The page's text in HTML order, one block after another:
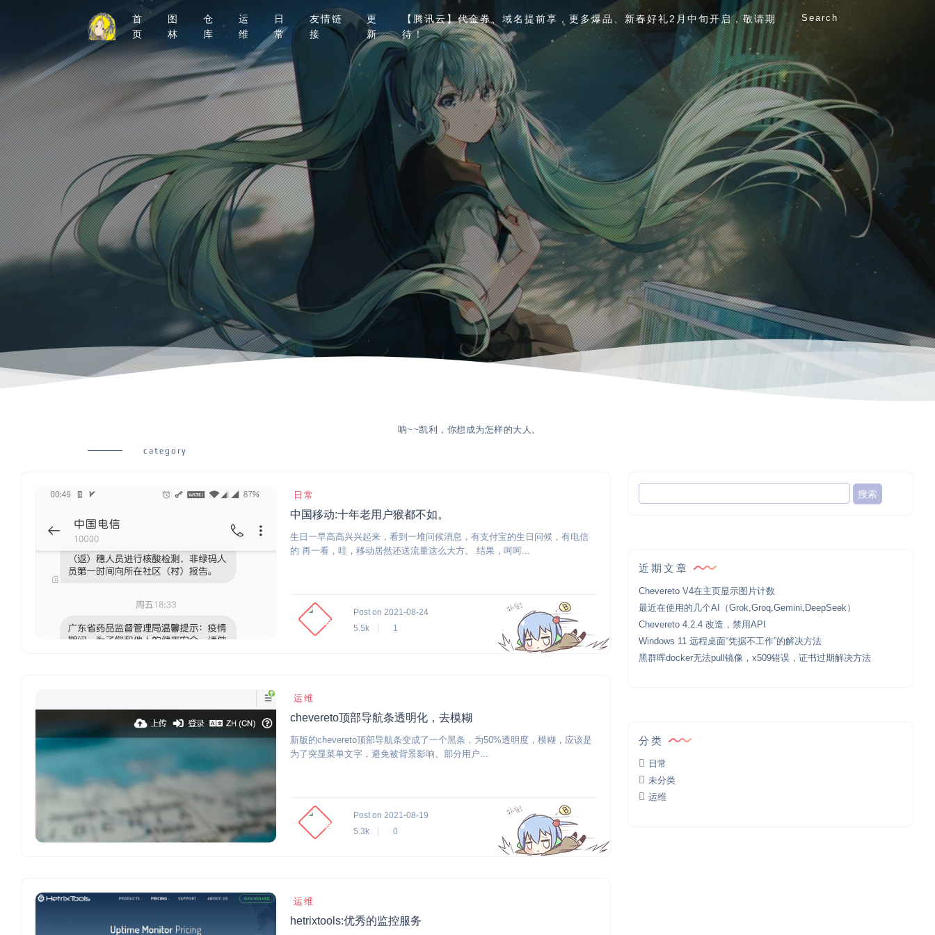
首
页
图
林
仓
库
运
维
日
常
友情链
接
更
新
【腾讯云】代金券、域名提前享，更多爆品、新春好礼2月中旬开启，敬请期
待！
Search
呐~~凯利，你想成为怎样的大人。
category
日常
中国移动:十年老用户猴都不如。
生日一早高高兴兴起来，看到一堆问候消息，有支付宝的生日问候，有电信
的 再一看，哇，移动居然还送流量这么大方。 结果，呵呵...
Post on 2021-08-24
5.5k
1
运维
chevereto顶部导航条透明化，去模糊
新版的chevereto顶部导航条变成了一个黑条，为50%透明度，模糊，应该是
为了突显菜单文字，避免被背景影响。部分用户...
Post on 2021-08-19
5.3k
0
运维
hetrixtools:优秀的监控服务
近期文章
Chevereto V4在主页显示图片计数
最近在使用的几个AI（Grok,Groq,Gemini,DeepSeek）
Chevereto 4.2.4 改造，禁用API
Windows 11 远程桌面“凭据不工作”的解决方法
黑群晖docker无法pull镜像，x509错误，证书过期解决方法
分类
日常
未分类
运维